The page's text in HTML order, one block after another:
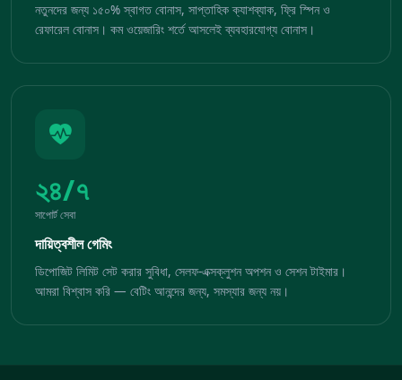
নতুনদের জন্য ১৫০% স্বাগত বোনাস, সাপ্তাহিক ক্যাশব্যাক, ফ্রি স্পিন ও
রেফারেল বোনাস। কম ওয়েজারিং শর্তে আসলেই ব্যবহারযোগ্য বোনাস।
২৪/৭
সাপোর্ট সেবা
দায়িত্বশীল গেমিং
ডিপোজিট লিমিট সেট করার সুবিধা, সেলফ-এক্সক্লুশন অপশন ও সেশন টাইমার।
আমরা বিশ্বাস করি — বেটিং আনন্দের জন্য, সমস্যার জন্য নয়।